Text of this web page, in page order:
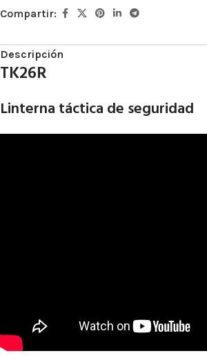
Compartir:
Descripción
TK26R
Linterna táctica de seguridad